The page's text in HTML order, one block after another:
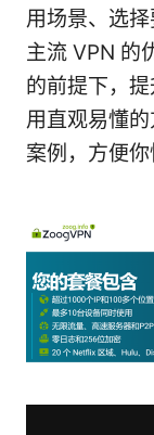
用场景、选
主流 VPN 的
的前提下，
用直观易懂
案例，方便你